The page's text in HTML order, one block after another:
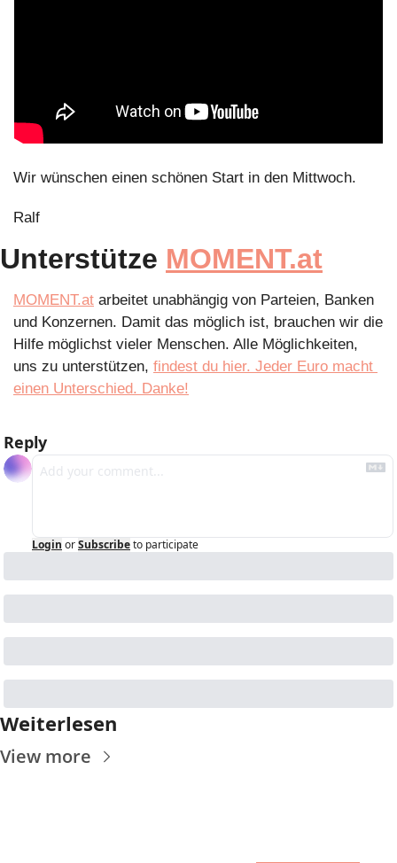
Wir wünschen einen schönen Start in den Mittwoch.
Ralf
Unterstütze MOMENT.at
MOMENT.at arbeitet unabhängig von Parteien, Banken
und Konzernen. Damit das möglich ist, brauchen wir die
Hilfe möglichst vieler Menschen. Alle Möglichkeiten,
uns zu unterstützen, findest du hier. Jeder Euro macht
einen Unterschied. Danke!
Reply
Login orSubscribeto participate
Weiterlesen
View more